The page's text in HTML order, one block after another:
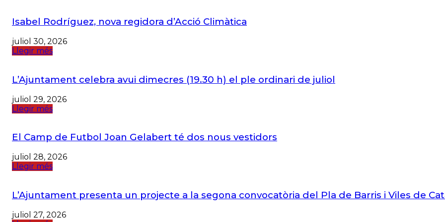
Isabel Rodríguez, nova regidora d’Acció Climàtica
juliol 30, 2026
Llegir més
L’Ajuntament celebra avui dimecres (19.30 h) el ple ordinari de juliol
juliol 29, 2026
Llegir més
El Camp de Futbol Joan Gelabert té dos nous vestidors
juliol 28, 2026
Llegir més
L’Ajuntament presenta un projecte a la segona convocatòria del Pla de Barris i Viles de
juliol 27, 2026